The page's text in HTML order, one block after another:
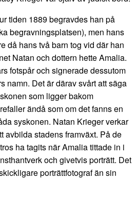
tiden 1889 begravdes han på
begravningsplatsen), men hans
då hans två barn tog vid där han
Natan och dottern hette Amalia.
fotspår och signerade dessutom
namn. Det är därav svårt att säga
som ligger bakom
ändå som om det fanns en
syskonen. Natan Krieger verkar
avbilda stadens framväxt. På de
ha tagits när Amalia tittade in i
och givetvis porträtt. Det
porträttfotograf än sin